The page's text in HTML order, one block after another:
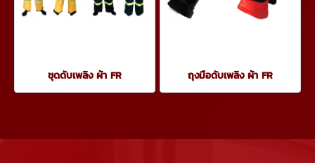
ชุดดับเพลิง ผ้า FR ถุงมือดับเพลิง ผ้า FR